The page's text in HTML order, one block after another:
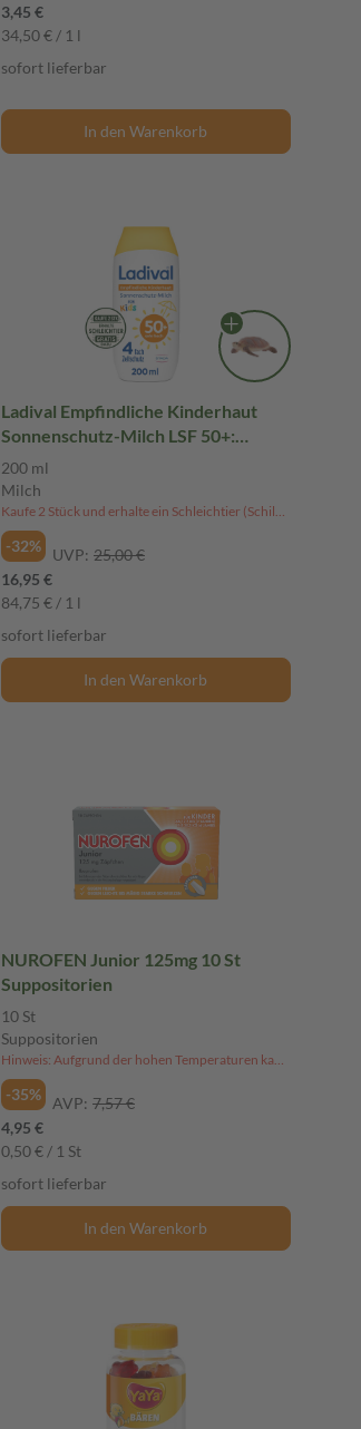
3,45 €
34,50 € / 1 l
sofort lieferbar
In den Warenkorb
Ladival Empfindliche Kinderhaut
Sonnenschutz-Milch LSF 50+:
Sonnencreme für Kinder und Babys
ab 6 Monaten, extra wasserfest, mit
4-fach Zellschutz, 200ml
200 ml
Milch
Kaufe 2 Stück und erhalte ein Schleichtier (Schildkröte) gratis dazu!
-32% UVP: 25,00 €
16,95 €
84,75 € / 1 l
sofort lieferbar
In den Warenkorb
NUROFEN Junior 125mg 10 St
Suppositorien
10 St
Suppositorien
Hinweis: Aufgrund der hohen Temperaturen kann dieser Artikel derzeit nicht an Packstationen versendet werden.
-35% AVP: 7,57 €
4,95 €
0,50 € / 1 St
sofort lieferbar
In den Warenkorb